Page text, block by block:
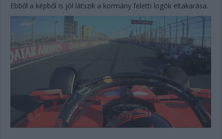
Ebből a képből is jól látszik a kormány feletti logók eltakarása.